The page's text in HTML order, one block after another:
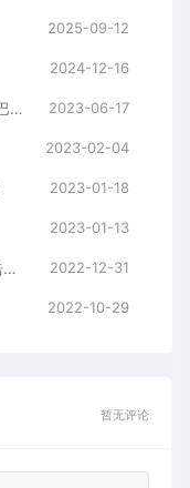
2025-09-12
2024-12-16
[客车]宇通6147泰和集团旅游双层大巴1.47 2023-06-17
2023-02-04
2023-01-18
2023-01-13
[客车]宇通ZK6122H9动画车门呼和浩特-深圳 2022-12-31
2022-10-29
暂无评论